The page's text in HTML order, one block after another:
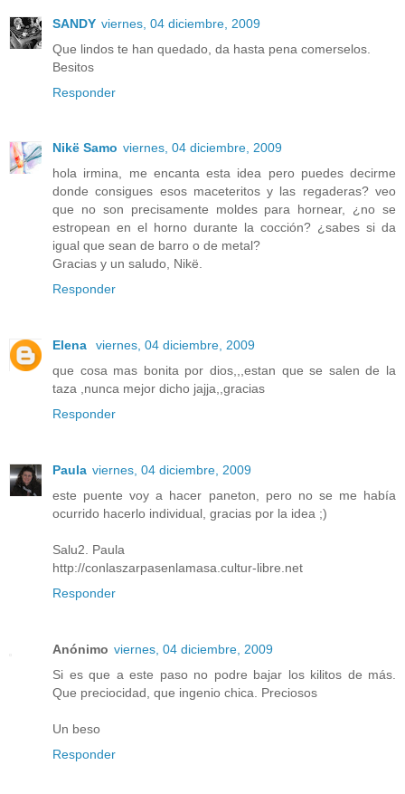
SANDY viernes, 04 diciembre, 2009
Que lindos te han quedado, da hasta pena comerselos.
Besitos
Responder
Nikë Samo viernes, 04 diciembre, 2009
hola irmina, me encanta esta idea pero puedes decirme
donde consigues esos maceteritos y las regaderas? veo
que no son precisamente moldes para hornear, ¿no se
estropean en el horno durante la cocción? ¿sabes si da
igual que sean de barro o de metal?
Gracias y un saludo, Nikë.
Responder
Elena
viernes, 04 diciembre, 2009
que cosa mas bonita por dios,,,estan que se salen de la
taza ,nunca mejor dicho jajja,,gracias
Responder
Paula viernes, 04 diciembre, 2009
este puente voy a hacer paneton, pero no se me había
ocurrido hacerlo individual, gracias por la idea ;)
Salu2. Paula
http://conlaszarpasenlamasa.cultur-libre.net
Responder
Anónimo viernes, 04 diciembre, 2009
Si es que a este paso no podre bajar los kilitos de más.
Que preciocidad, que ingenio chica. Preciosos
Un beso
Responder